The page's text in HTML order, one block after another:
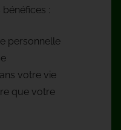
:
personnelle
votre vie
que votre